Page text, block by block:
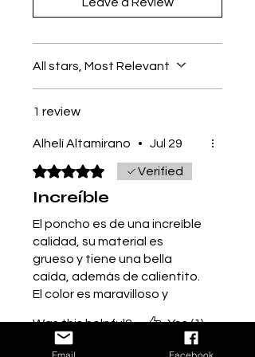
All stars, Most Relevant
1 review
Alhelí Altamirano • Jul 29
Rated 5 out of 5 stars.Verified
Increíble
El poncho es de una increíble
calidad, su material es
grueso y tiene una bella
caída, además de calientito.
El color es maravilloso y
Was this helpful?
Yes (1)
Email Facebook